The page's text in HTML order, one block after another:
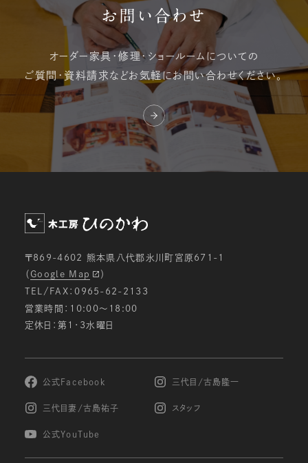
お問い合わせ
オーダー家具・修理・ ショールームについての
ご質問・資料請求などお気軽にお問い合わせください。
〒869-4602 熊本県八代郡氷川町宮原671-1
（ Google Map
）
TEL/FAX：0965-62-2133
営業時間：10:00〜18:00
定休日：第1・3水曜日
公式Facebook 三代目/古島隆一
三代目妻/古島祐子 スタッフ
公式YouTube